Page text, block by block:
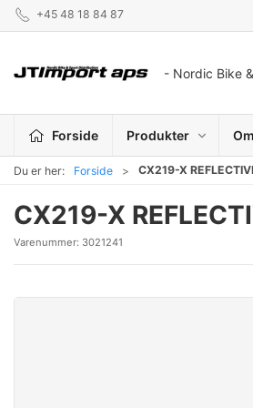
+45 48 18 84 87
- Nordic Bike
Forside Produkter
Du er her: Forside CX219-X
CX219-X
Varenummer: 3021241